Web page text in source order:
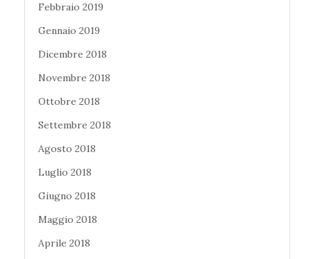
Febbraio 2019
Gennaio 2019
Dicembre 2018
Novembre 2018
Ottobre 2018
Settembre 2018
Agosto 2018
Luglio 2018
Giugno 2018
Maggio 2018
Aprile 2018